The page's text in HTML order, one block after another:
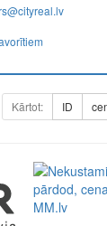
Kārtot: ID
the new era:
in a single app.